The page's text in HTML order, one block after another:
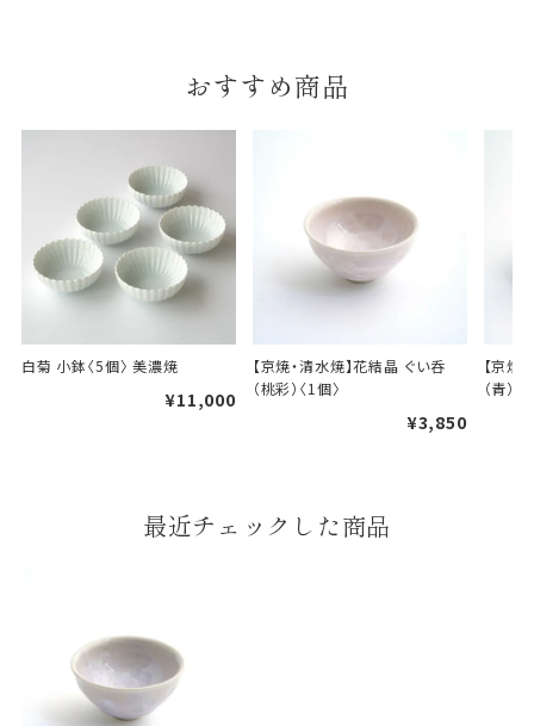
包装紙は2種類あります。
A
B
一般的なギフト包装
婚礼や出産などのギフト
おすすめ商品
白菊 小鉢〈5個〉 美濃焼
¥11,000
【京焼・清水焼】花結晶 ぐい呑
（桃彩）〈1個〉
¥3,850
【京焼
（青）〈
最近チェックした商品